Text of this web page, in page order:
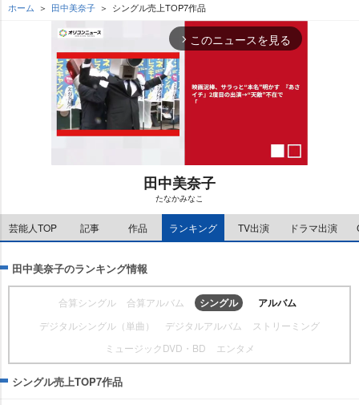
ホーム 田中美奈子 シングル売上TOP7作品
arrow_forward_ios このニュースを見る
u
t
田中美奈子
たなかみなこ
芸能人TOP 記事 作品 ランキング TV出演 ドラマ出演
田中美奈子のランキング情報
合算シングル 合算アルバム シングル アルバム
デジタルシングル（単曲） デジタルアルバム
ストリーミング
ミュージックDVD・BD
エンタメ
シングル売上TOP7作品